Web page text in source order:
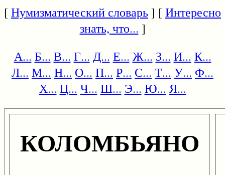
[Нумизматический словарь] [Интересно
знать, что... ]
А... Б... В... Г... Д... Е... Ж... З... И... К...
Л... М... Н... О... П... Р... С... Т... У... Ф...
Х... Ц... Ч... Ш... Э... Ю... Я...
КОЛОМБЬЯНО